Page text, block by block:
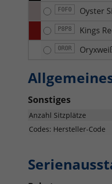
F0F0 Oyster
P8P8 Kings
0R0R
Sonstiges
Anzahl Sitzplätze
Codes: Hersteller-Code